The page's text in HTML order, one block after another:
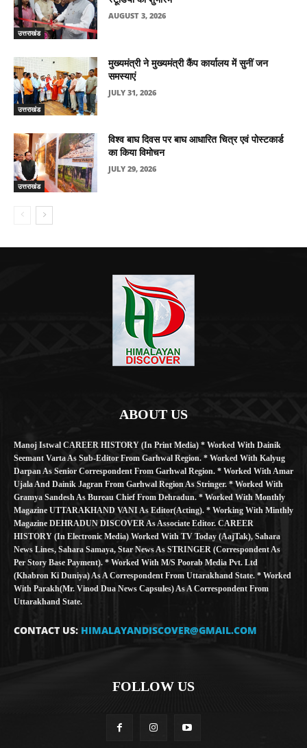
उत्तराखंड
AUGUST 3, 2026
उत्तराखंड
मुख्यमंत्री ने मुख्यमंत्री कैंप कार्यालय में सुनीं जन
समस्याएं
JULY 31, 2026
उत्तराखंड
विश्व बाघ दिवस पर बाघ आधारित चित्र एवं पोस्टकार्ड
का किया विमोचन
JULY 29, 2026
ABOUT US
Manoj Istwal CAREER HISTORY (in Print Media) * Worked With Dainik
Seemant Varta As Sub-Editor From Garhwal Region. * Worked With Kalyug
Darpan As Senior Correspondent From Garhwal Region. * Worked With Amar
Ujala And Dainik Jagran From Garhwal Region As Stringer. * Worked With
Gramya Sandesh As Bureau Chief From Dehradun. * Worked With Monthly
Magazine UTTARAKHAND VANI As Editor(Acting). * Working With Minthly
Magazine DEHRADUN DISCOVER As Associate Editor. CAREER
HISTORY (in Electronic Media) Worked With TV Today (AajTak), Sahara
News Lines, Sahara Samaya, Star News As STRINGER (Correspondent As
Per Story Base Payment). * Worked With M/S Poorab Media Pvt. Ltd
(Khabron Ki Duniya) As A Correspondent From Uttarakhand State. * Worked
With Parakh(Mr. Vinod Dua News Capsules) As A Correspondent From
Uttarakhand State.
CONTACT US: HIMALAYANDISCOVER@GMAIL.COM
FOLLOW US